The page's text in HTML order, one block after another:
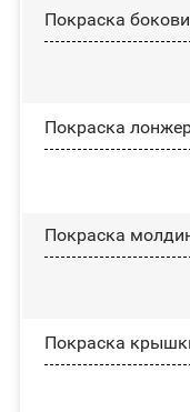
Покраска
Покраска
Покраска
Покраска